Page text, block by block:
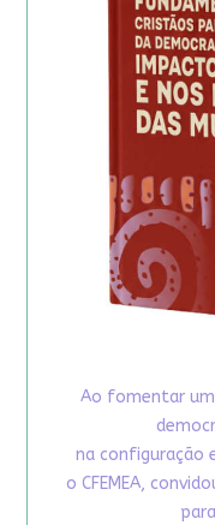
Ao fomentar
na configuração
o CFEMEA,